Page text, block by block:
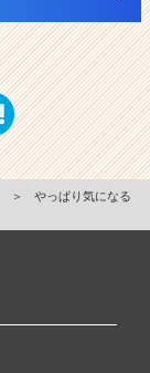
＞
やっぱり気になる